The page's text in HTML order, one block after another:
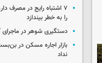
۷ اشتباه رایج در مصرف
را به خطر بیندازد
دستگیری شوهر در
بازار اجاره مسکن در
نداد